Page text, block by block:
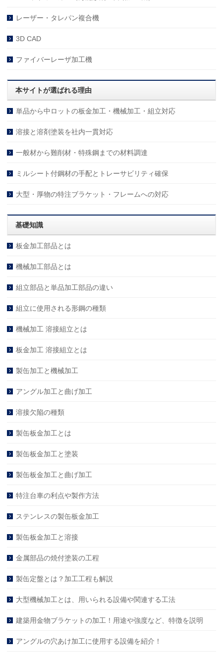
レーザー・タレパン複合機
3D CAD
ファイバーレーザ加工機
本サイトが選ばれる理由
単品から中ロットの板金加工・機械加工・組立対応
溶接と溶剤塗装を社内一貫対応
一般材から難削材・特殊鋼までの材料調達
ミルシート付鋼材の手配とトレーサビリティ確保
大型・厚物の特注ブラケット・フレームへの対応
基礎知識
板金加工部品とは
機械加工部品とは
組立部品と単品加工部品の違い
組立に使用される形鋼の種類
機械加工 溶接組立とは
板金加工 溶接組立とは
製缶加工と機械加工
アングル加工と曲げ加工
溶接欠陥の種類
製缶板金加工とは
製缶板金加工と塗装
製缶板金加工と曲げ加工
特注台車の利点や製作方法
ステンレスの製缶板金加工
製缶板金加工と溶接
金属部品の焼付塗装の工程
製缶定盤とは？加工工程も解説
大型機械加工とは、用いられる設備や関連する工法
建築用金物ブラケットの加工！用途や強度など、特徴を説明
アングルの穴あけ加工に使用する設備を紹介！